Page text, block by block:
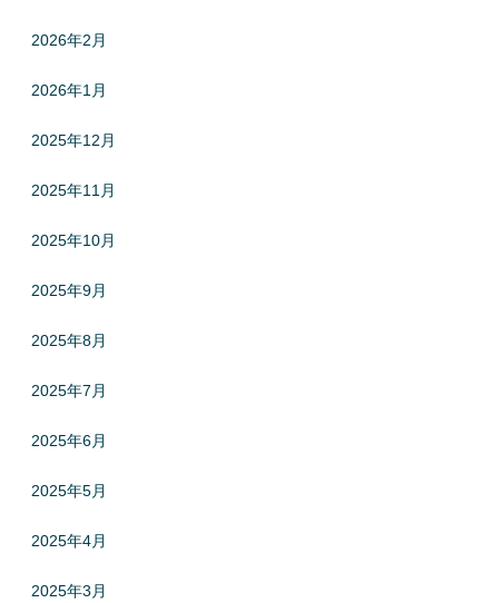
2026年2月
2026年1月
2025年12月
2025年11月
2025年10月
2025年9月
2025年8月
2025年7月
2025年6月
2025年5月
2025年4月
2025年3月